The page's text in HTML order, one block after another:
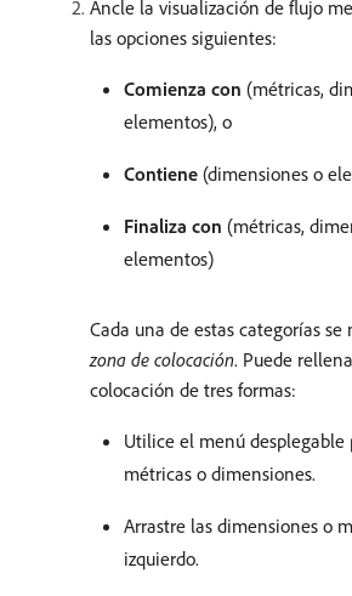
Ancle la visualización de flujo
las opciones siguientes:
Comienza con (métricas,
elementos), o
Contiene (dimensiones o
Finaliza con (métricas,
elementos)
Cada una de estas categorías se
zona de colocación. Puede
colocación de tres formas:
Utilice el menú desplegable
métricas o dimensiones.
Arrastre las dimensiones o
izquierdo.